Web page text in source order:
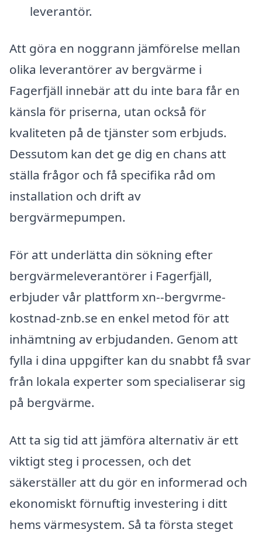
leverantör.
Att göra en noggrann jämförelse mellan
olika leverantörer av bergvärme i
Fagerfjäll innebär att du inte bara får en
känsla för priserna, utan också för
kvaliteten på de tjänster som erbjuds.
Dessutom kan det ge dig en chans att
ställa frågor och få specifika råd om
installation och drift av
bergvärmepumpen.
För att underlätta din sökning efter
bergvärmeleverantörer i Fagerfjäll,
erbjuder vår plattform xn--bergvrme-
kostnad-znb.se en enkel metod för att
inhämtning av erbjudanden. Genom att
fylla i dina uppgifter kan du snabbt få svar
från lokala experter som specialiserar sig
på bergvärme.
Att ta sig tid att jämföra alternativ är ett
viktigt steg i processen, och det
säkerställer att du gör en informerad och
ekonomiskt förnuftig investering i ditt
hems värmesystem. Så ta första steget